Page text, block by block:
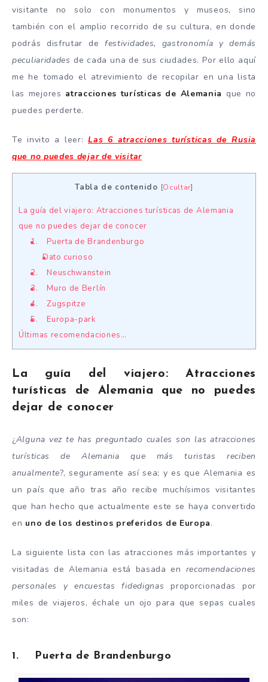
visitante no solo con monumentos y museos, sino
también con el amplio recorrido de su cultura, en donde
podrás disfrutar de festividades, gastronomía y demás
peculiaridades de cada una de sus ciudades. Por ello aquí
me he tomado el atrevimiento de recopilar en una lista
las mejores atracciones turísticas de Alemania que no
puedes perderte.
Te invito a leer:Las 6 atracciones turísticas de Rusia
que no puedes dejar de visitar
Tabla de contenido [Ocultar]
La guía del viajero: Atracciones turísticas de Alemania
que no puedes dejar de conocer
1. Puerta de Brandenburgo
Dato curioso
2. Neuschwanstein
3. Muro de Berlín
4. Zugspitze
5. Europa-park
Últimas recomendaciones…
La guía del viajero: Atracciones
turísticas de Alemania que no puedes
dejar de conocer
¿Alguna vez te has preguntado cuales son las atracciones
turísticas de Alemania que más turistas reciben
anualmente?, seguramente así sea; y es que Alemania es
un país que año tras año recibe muchísimos visitantes
que han hecho que actualmente este se haya convertido
en uno de los destinos preferidos de Europa.
La siguiente lista con las atracciones más importantes y
visitadas de Alemania está basada en recomendaciones
personales y encuestas fidedignas proporcionadas por
miles de viajeros, échale un ojo para que sepas cuales
son:
1. Puerta de Brandenburgo